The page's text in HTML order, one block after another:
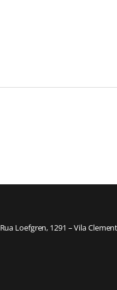
Rua Loefgren, 1291 – Vila